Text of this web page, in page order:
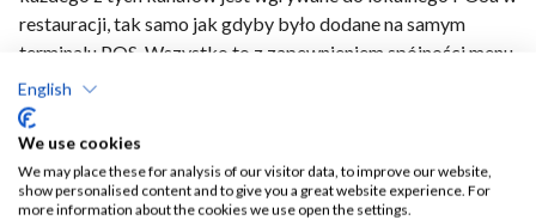
restauracji, tak samo jak gdyby było dodane na samym
terminalu POS. Wszystko to z zapewnieniem spójności menu
oraz zgodności cen z danymi ustawionymi w systemie POS
restauracji.
pokazana na poniższym diagramie:
English
We use cookies
We may place these for analysis of our visitor data, to improve our website,
show personalised content and to give you a great website experience. For
more information about the cookies we use open the settings.